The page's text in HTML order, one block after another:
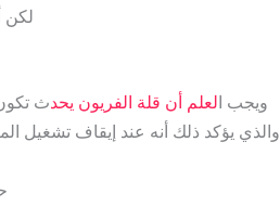
لكن
ويجب العلم أن قلة الفريون يحدث
والذي يؤكد ذلك أنه عند إيقاف تشغيل